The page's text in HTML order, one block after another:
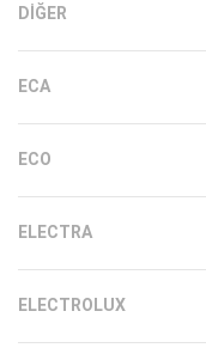
DIĞER
ECA
ECO
ELECTRA
ELECTROLUX